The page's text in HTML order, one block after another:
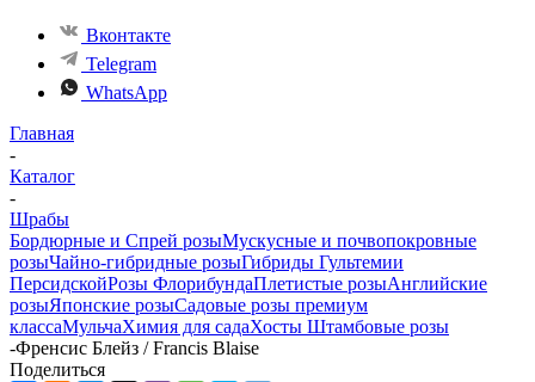
Вконтакте
Telegram
WhatsApp
Главная
-
Каталог
-
Шрабы
Бордюрные и Спрей розыМускусные и почвопокровные
розыЧайно-гибридные розыГибриды Гультемии
ПерсидскойРозы ФлорибундаПлетистые розыАнглийские
розыЯпонские розыСадовые розы премиум
классаМульчаХимия для садаХосты Штамбовые розы
-Френсис Блейз / Francis Blaise
Поделиться